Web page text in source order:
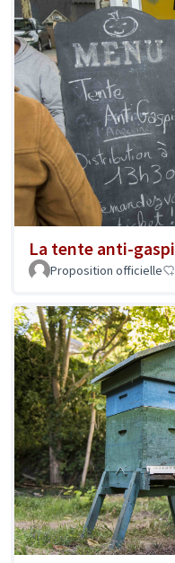
La tente anti-gaspi
Proposition officielle